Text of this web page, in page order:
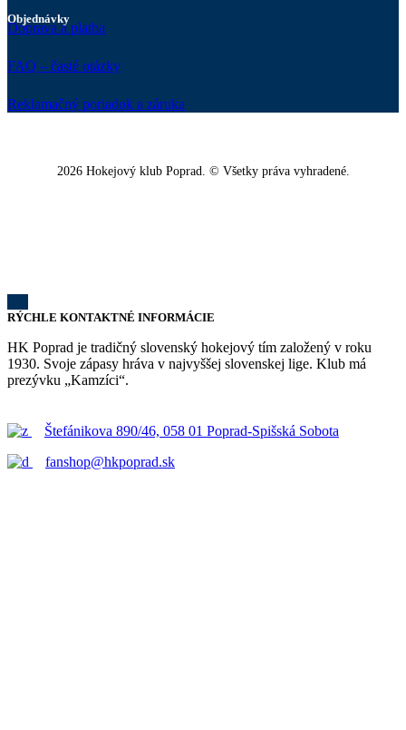
Objednávky
Doprava a platba
FAQ – časté otázky
Reklamačný poriadok a záruka
2026 Hokejový klub Poprad. © Všetky práva vyhradené.
RÝCHLE KONTAKTNÉ INFORMÁCIE
HK Poprad je tradičný slovenský hokejový tím založený v roku
1930. Svoje zápasy hráva v najvyššej slovenskej lige. Klub má
prezývku „Kamzíci“.
Štefánikova 890/46, 058 01 Poprad-Spišská Sobota
fanshop@hkpoprad.sk